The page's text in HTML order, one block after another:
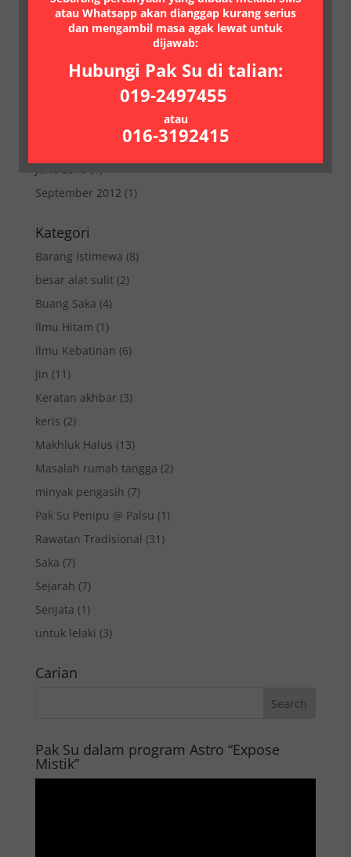
January 2017 (1)
March 2015(1)
January 2015(1)
(1)
(1)
June 2013 (1)
September 2012 (1)
Kategori
Barang Istimewa (8)
besar alat sulit(2)
Buang Saka (4)
Ilmu Hitam (1)
Ilmu Kebatinan (6)
Jin (11)
Keratan akhbar (3)
keris (2)
Makhluk Halus (13)
Masalah rumah tangga (2)
minyak pengasih (7)
Pak Su Penipu @ Palsu (1)
Rawatan Tradisional (31)
Saka (7)
Sejarah (7)
Senjata (1)
untuk lelaki (3)
Carian
Pak Su dalam program Astro “Expose
Mistik”
atau Whatsapp akan dianggap kurang serius
dan mengambil masa agak lewat untuk
dijawab:
Hubungi Pak Su di talian:
019-2497455
atau
016-3192415